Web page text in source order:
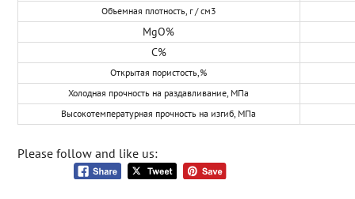
Объемная плотность, г / см3
MgO%
C%
Открытая пористость,%
Холодная прочность на раздавливание, МПа
Высокотемпературная прочность на изгиб, МПа
Please follow and like us: